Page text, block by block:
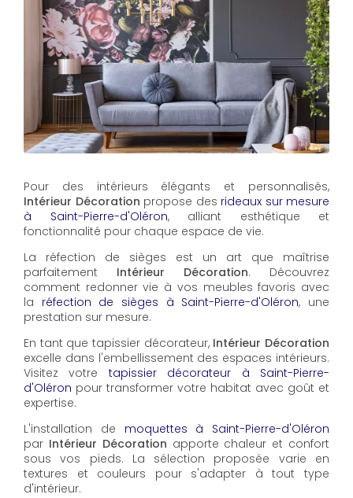
Pour des intérieurs élégants et personnalisés,
Intérieur Décoration propose des rideaux sur mesure
à Saint-Pierre-d'Oléron, alliant esthétique et
fonctionnalité pour chaque espace de vie.
La réfection de sièges est un art que maîtrise
parfaitement Intérieur Décoration. Découvrez
comment redonner vie à vos meubles favoris avec
la réfection de sièges à Saint-Pierre-d'Oléron, une
prestation sur mesure.
En tant que tapissier décorateur, Intérieur Décoration
excelle dans l'embellissement des espaces intérieurs.
Visitez votre tapissier décorateur à Saint-Pierre-
d'Oléron pour transformer votre habitat avec goût et
expertise.
L'installation de moquettes à Saint-Pierre-d'Oléron
par Intérieur Décoration apporte chaleur et confort
sous vos pieds. La sélection proposée varie en
textures et couleurs pour s'adapter à tout type
d'intérieur.